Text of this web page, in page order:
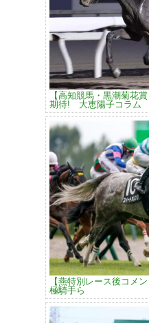
【高知競馬・黒潮菊花
期待! 大恵陽子コラム
【燕特別レース後コメ
極騎手ら